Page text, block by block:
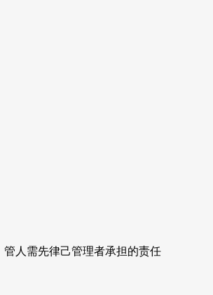
人需先律己管理者承担的责任